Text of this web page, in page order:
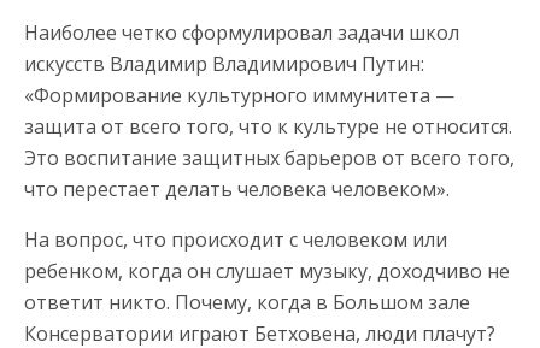
Наиболее четко сформулировал задачи школ
искусств Владимир Владимирович Путин:
«Формирование культурного иммунитета —
защита от всего того, что к культуре не относится.
Это воспитание защитных барьеров от всего того,
что перестает делать человека человеком».
На вопрос, что происходит с человеком или
ребенком, когда он слушает музыку, доходчиво не
ответит никто. Почему, когда в Большом зале
Консерватории играют Бетховена, люди плачут?